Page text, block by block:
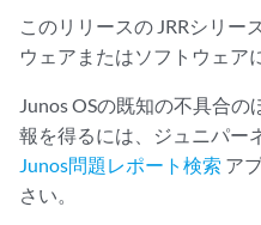
このリリースの JRRシリー
ウェアまたはソフトウェア
Junos OSの既知の不具合
報を得るには、ジュニパー
Junos問題レポート検索 ア
さい。